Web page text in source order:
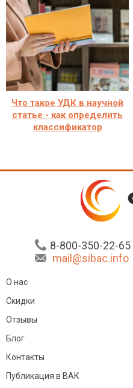
Что такое УДК в научной
статье - как определить
классификатор
8-800-350-22-65
mail@sibac.info
О нас
Скидки
Отзывы
Блог
Контакты
Публикация в ВАК